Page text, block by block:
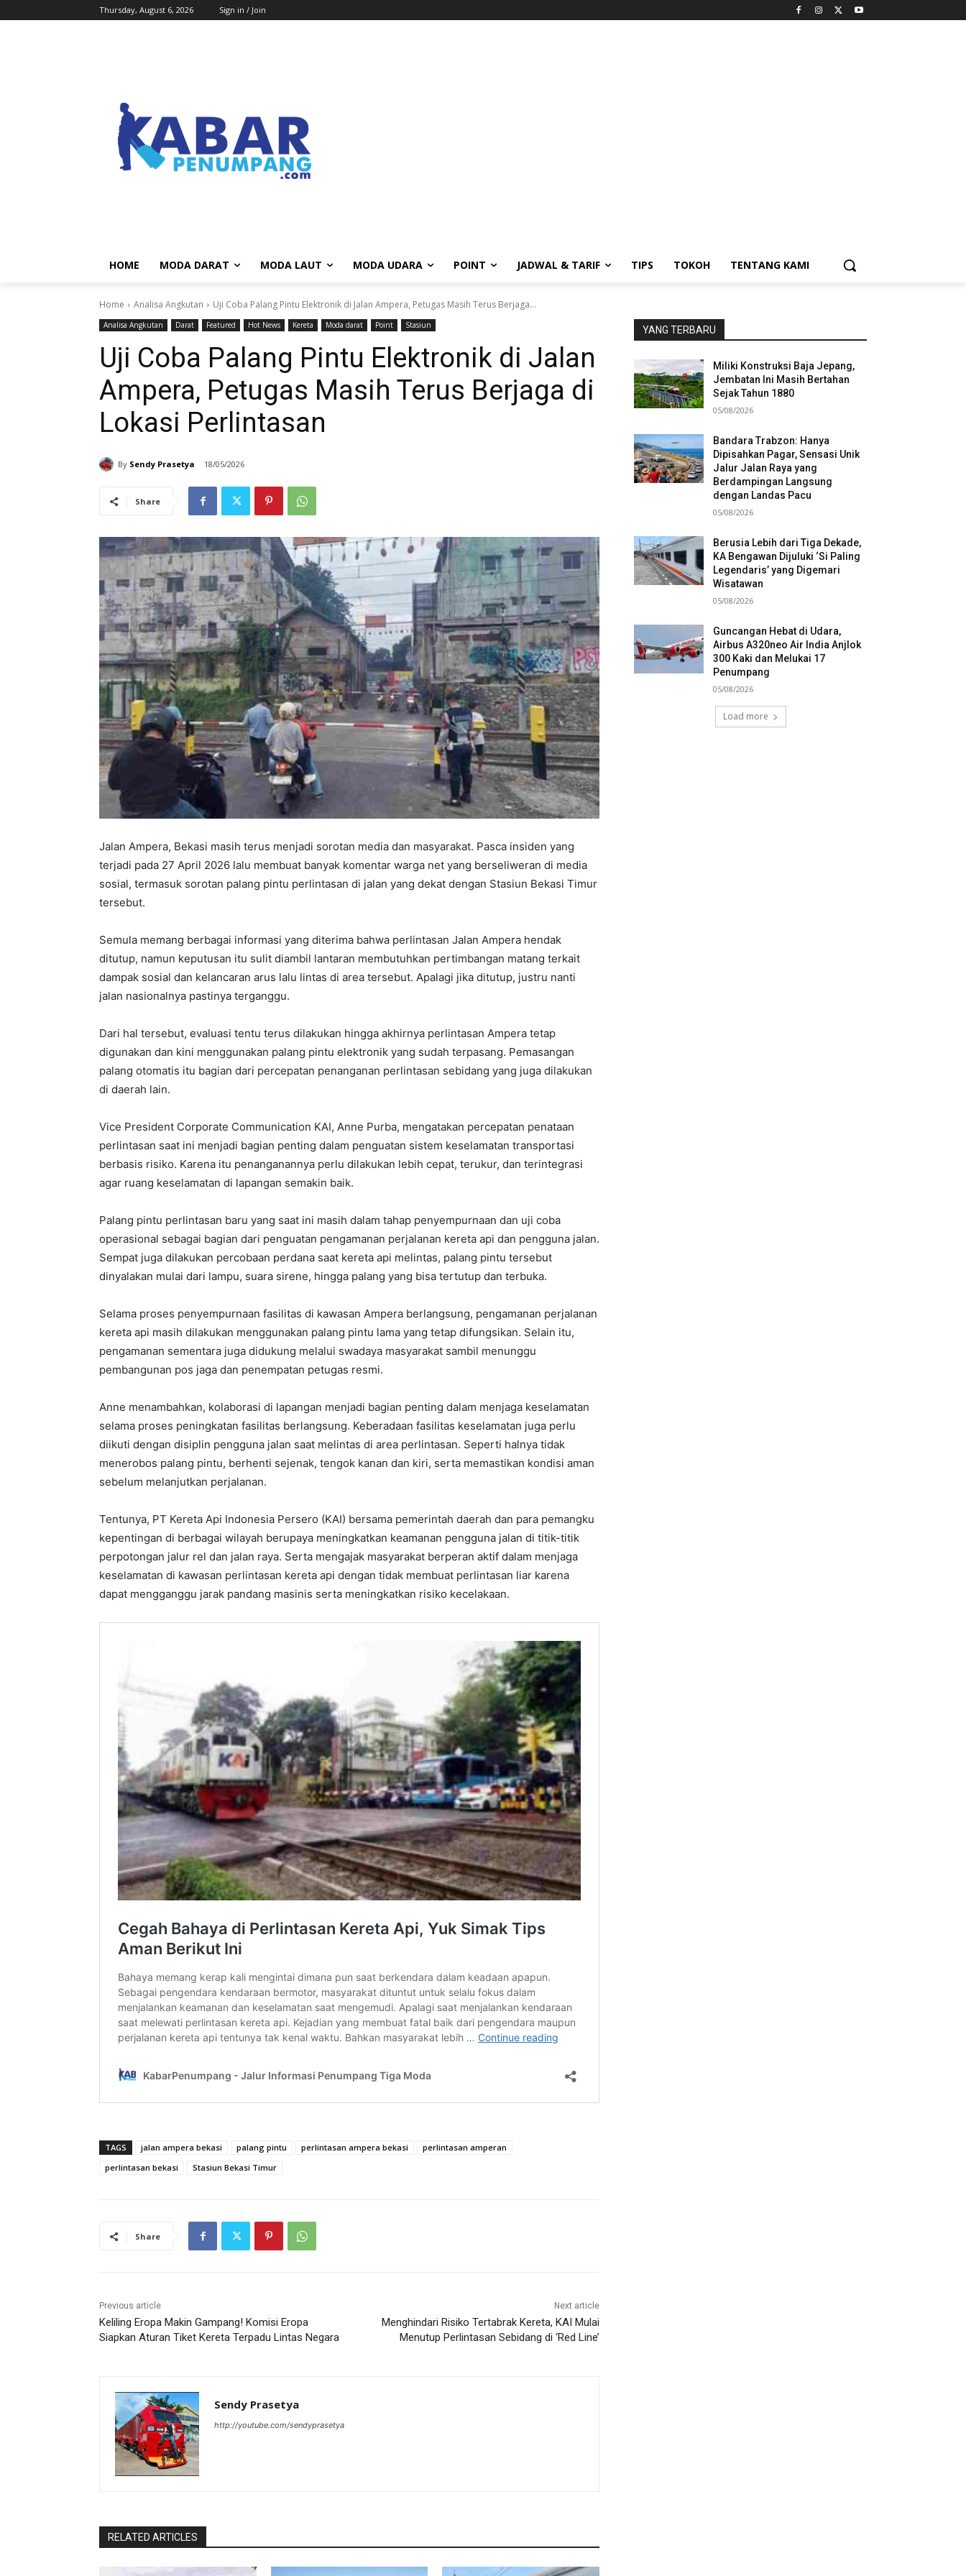
Thursday, August 6, 2026 Sign in / Join
HOME MODA DARAT MODA LAUT MODA UDARA POINT JADWAL & TARIF TIPS TOKOH TENTANG KAMI
Home Analisa Angkutan Uji Coba Palang Pintu Elektronik di Jalan Ampera, Petugas Masih Terus Berjaga...
Analisa Angkutan Darat Featured Hot News Kereta Moda darat Point Stasiun
Uji Coba Palang Pintu Elektronik di Jalan
Ampera, Petugas Masih Terus Berjaga di
Lokasi Perlintasan
By Sendy Prasetya 18/05/2026
Share
Jalan Ampera, Bekasi masih terus menjadi sorotan media dan masyarakat. Pasca insiden yang
terjadi pada 27 April 2026 lalu membuat banyak komentar warga net yang berseliweran di media
sosial, termasuk sorotan palang pintu perlintasan di jalan yang dekat dengan Stasiun Bekasi Timur
tersebut.
Semula memang berbagai informasi yang diterima bahwa perlintasan Jalan Ampera hendak
ditutup, namun keputusan itu sulit diambil lantaran membutuhkan pertimbangan matang terkait
dampak sosial dan kelancaran arus lalu lintas di area tersebut. Apalagi jika ditutup, justru nanti
jalan nasionalnya pastinya terganggu.
Dari hal tersebut, evaluasi tentu terus dilakukan hingga akhirnya perlintasan Ampera tetap
digunakan dan kini menggunakan palang pintu elektronik yang sudah terpasang. Pemasangan
palang otomatis itu bagian dari percepatan penanganan perlintasan sebidang yang juga dilakukan
di daerah lain.
Vice President Corporate Communication KAI, Anne Purba, mengatakan percepatan penataan
perlintasan saat ini menjadi bagian penting dalam penguatan sistem keselamatan transportasi
berbasis risiko. Karena itu penanganannya perlu dilakukan lebih cepat, terukur, dan terintegrasi
agar ruang keselamatan di lapangan semakin baik.
Palang pintu perlintasan baru yang saat ini masih dalam tahap penyempurnaan dan uji coba
operasional sebagai bagian dari penguatan pengamanan perjalanan kereta api dan pengguna jalan.
Sempat juga dilakukan percobaan perdana saat kereta api melintas, palang pintu tersebut
dinyalakan mulai dari lampu, suara sirene, hingga palang yang bisa tertutup dan terbuka.
Selama proses penyempurnaan fasilitas di kawasan Ampera berlangsung, pengamanan perjalanan
kereta api masih dilakukan menggunakan palang pintu lama yang tetap difungsikan. Selain itu,
pengamanan sementara juga didukung melalui swadaya masyarakat sambil menunggu
pembangunan pos jaga dan penempatan petugas resmi.
Anne menambahkan, kolaborasi di lapangan menjadi bagian penting dalam menjaga keselamatan
selama proses peningkatan fasilitas berlangsung. Keberadaan fasilitas keselamatan juga perlu
diikuti dengan disiplin pengguna jalan saat melintas di area perlintasan. Seperti halnya tidak
menerobos palang pintu, berhenti sejenak, tengok kanan dan kiri, serta memastikan kondisi aman
sebelum melanjutkan perjalanan.
Tentunya, PT Kereta Api Indonesia Persero (KAI) bersama pemerintah daerah dan para pemangku
kepentingan di berbagai wilayah berupaya meningkatkan keamanan pengguna jalan di titik-titik
perpotongan jalur rel dan jalan raya. Serta mengajak masyarakat berperan aktif dalam menjaga
keselamatan di kawasan perlintasan kereta api dengan tidak membuat perlintasan liar karena
dapat mengganggu jarak pandang masinis serta meningkatkan risiko kecelakaan.
TAGS jalan ampera bekasi palang pintu perlintasan ampera bekasi
perlintasan amperan
perlintasan bekasi
Stasiun Bekasi Timur
Share
Previous article
Keliling Eropa Makin Gampang! Komisi Eropa
Siapkan Aturan Tiket Kereta Terpadu Lintas Negara
Next article
Menghindari Risiko Tertabrak Kereta, KAI Mulai
Menutup Perlintasan Sebidang di ‘Red Line’
Sendy Prasetya
http://youtube.com/sendyprasetya
RELATED ARTICLES
YANG TERBARU
Miliki Konstruksi Baja Jepang,
Jembatan Ini Masih Bertahan
Sejak Tahun 1880
05/08/2026
Bandara Trabzon: Hanya
Dipisahkan Pagar, Sensasi Unik
Jalur Jalan Raya yang
Berdampingan Langsung
dengan Landas Pacu
05/08/2026
Berusia Lebih dari Tiga Dekade,
KA Bengawan Dijuluki ‘Si Paling
Legendaris’ yang Digemari
Wisatawan
05/08/2026
Guncangan Hebat di Udara,
Airbus A320neo Air India Anjlok
300 Kaki dan Melukai 17
Penumpang
05/08/2026
Load more